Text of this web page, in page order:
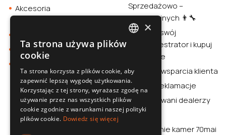
Akcesoria
Stacja zasilania
Sprzedażowo –
Instalacyjnych 👨‍🔧
Sprawdź swój
wideorejestrator i kupuj
rozważnie
Centrum wsparcia klienta
Zwroty i reklamacje
Autoryzowani dealerzy
Aplikacja
Porównanie kamer 70mai
ENGLISH
×
Ta strona używa plików
cookie
Ta strona korzysta z plików cookie, aby
zapewnić lepszą wygodę użytkowania.
Korzystając z tej strony, wyrażasz zgodę na
używanie przez nas wszystkich plików
cookie zgodnie z warunkami naszej polityki
plików cookie. Dowiedz się więcej